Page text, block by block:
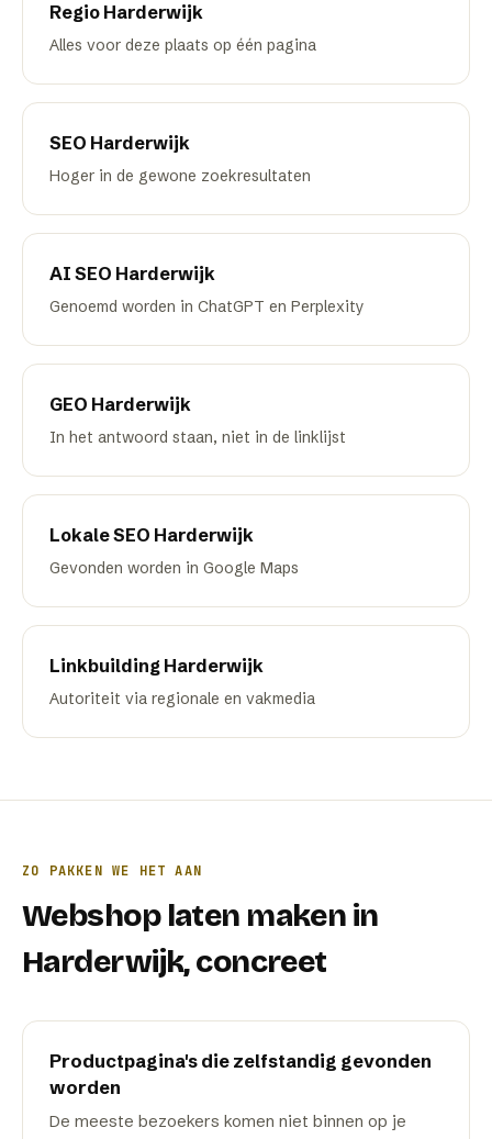
Regio Harderwijk
Alles voor deze plaats op één pagina
SEO Harderwijk
Hoger in de gewone zoekresultaten
AI SEO Harderwijk
Genoemd worden in ChatGPT en Perplexity
GEO Harderwijk
In het antwoord staan, niet in de linklijst
Lokale SEO Harderwijk
Gevonden worden in Google Maps
Linkbuilding Harderwijk
Autoriteit via regionale en vakmedia
ZO PAKKEN WE HET AAN
Webshop laten maken in
Harderwijk, concreet
Productpagina's die zelfstandig gevonden
worden
De meeste bezoekers komen niet binnen op je